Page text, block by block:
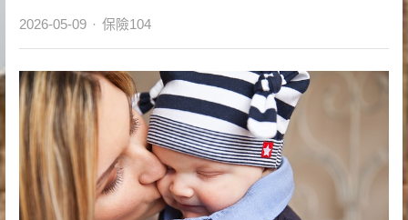
2026-05-09 Author
保險104